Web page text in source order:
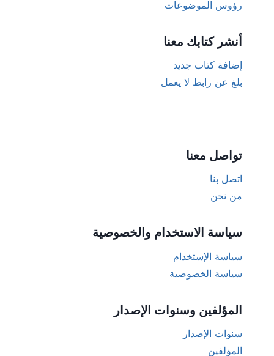
رؤوس الموضوعات
أنشر كتابك معنا
إضافة كتاب جديد
بلغ عن رابط لا يعمل
تواصل معنا
اتصل بنا
من نحن
سياسة الاستخدام والخصوصية
سياسة الإستخدام
سياسة الخصوصية
المؤلفين وسنوات الإصدار
سنوات الإصدار
المؤلفين